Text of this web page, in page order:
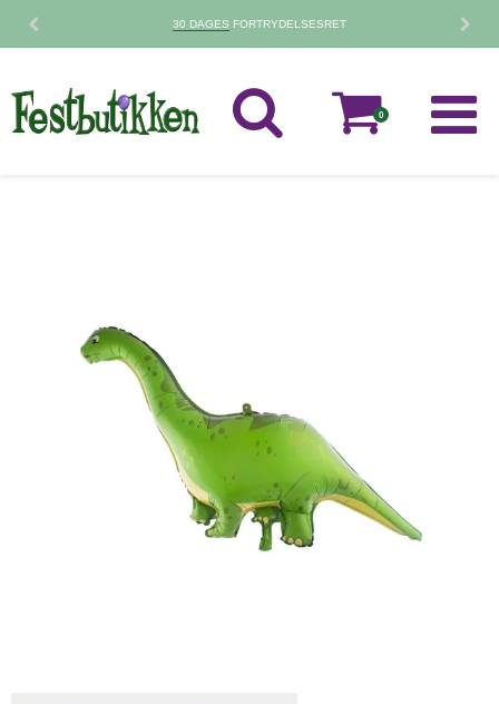
30 DAGES FORTRYDELSESRET
0